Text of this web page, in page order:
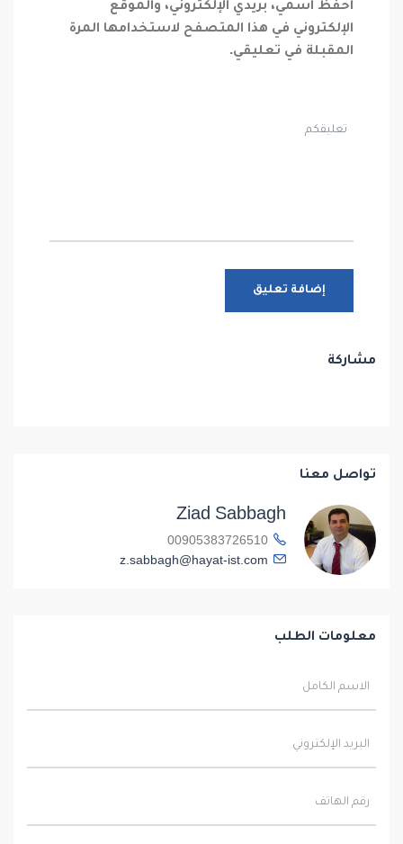
احفظ اسمي، بريدي الإلكتروني، والموقع
الإلكتروني في هذا المتصفح لاستخدامها المرة
المقبلة في تعليقي.
مشاركة
تواصل معنا
Ziad Sabbagh
z.sabbagh@hayat-ist.com
معلومات الطلب